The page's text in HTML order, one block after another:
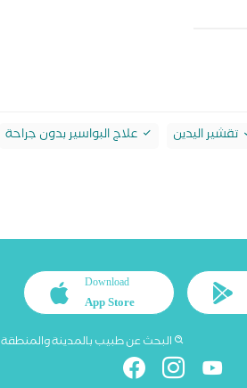
تقشير اليدين علاج البواسير بدون جراحة
Download
App Store
البحث عن طبيب بالمدينة والمنطقة